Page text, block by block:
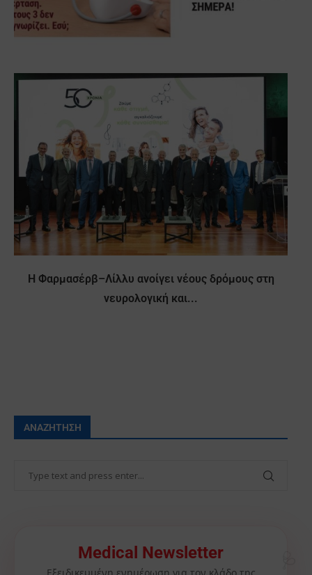
Η Φαρμασέρβ–Λίλλυ ανοίγει νέους δρόμους στη
νευρολογική και...
ΑΝΑΖΉΤΗΣΗ
Medical Newsletter